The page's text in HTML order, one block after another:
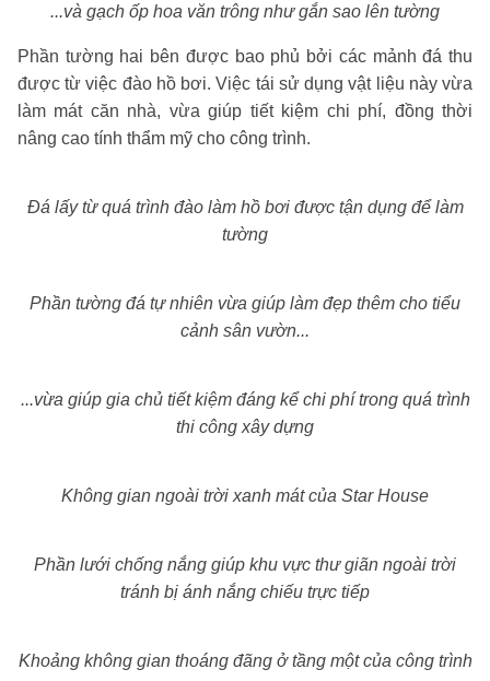
...và gạch ốp hoa văn trông như gắn sao lên tường
Phần tường hai bên được bao phủ bởi các mảnh đá thu
được từ việc đào hồ bơi. Việc tái sử dụng vật liệu này vừa
làm mát căn nhà, vừa giúp tiết kiệm chi phí, đồng thời
nâng cao tính thẩm mỹ cho công trình.
Đá lấy từ quá trình đào làm hồ bơi được tận dụng để làm
tường
Phần tường đá tự nhiên vừa giúp làm đẹp thêm cho tiểu
cảnh sân vườn...
...vừa giúp gia chủ tiết kiệm đáng kể chi phí trong quá trình
thi công xây dựng
Không gian ngoài trời xanh mát của Star House
Phần lưới chống nắng giúp khu vực thư giãn ngoài trời
tránh bị ánh nắng chiếu trực tiếp
Khoảng không gian thoáng đãng ở tầng một của công trình